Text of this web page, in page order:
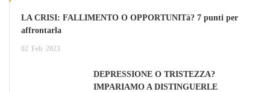
LA CRISI: FALLIMENTO O OPPORTUNITà? 7 punti per
affrontarla
02 Feb 2023
DEPRESSIONE O TRISTEZZA?
IMPARIAMO A DISTINGUERLE